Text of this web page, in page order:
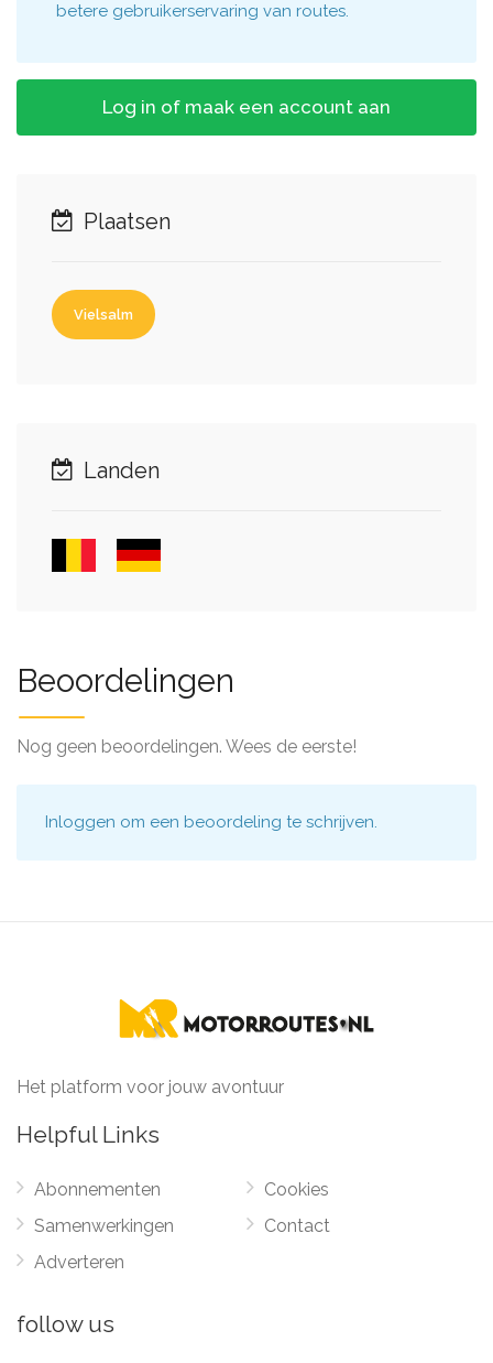
betere gebruikerservaring van routes.
Log in of maak een account aan
Plaatsen
Vielsalm
Landen
Beoordelingen
Nog geen beoordelingen. Wees de eerste!
Inloggen om een beoordeling te schrijven.
Het platform voor jouw avontuur
Helpful Links
Abonnementen
Samenwerkingen
Adverteren
Cookies
Contact
follow us